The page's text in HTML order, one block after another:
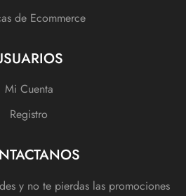
de Ecommerce
Mi Cuenta
Registro
y no te pierdas las promociones